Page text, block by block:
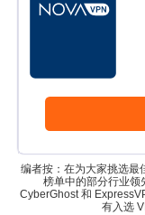
编者按：在为大家挑选最
榜单中的部分行业领
CyberGhost 和
有入选